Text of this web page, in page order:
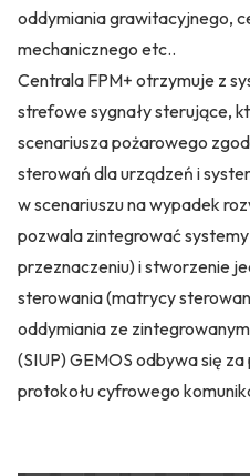
oddymiania grawitacyjnego,
mechanicznego etc..
Centrala FPM+ otrzymuje z
strefowe sygnały sterujące,
scenariusza pożarowego
sterowań dla urządzeń i
w scenariuszu na wypadek
pozwala zintegrować
przeznaczeniu) i stworzenie
sterowania (matrycy
oddymiania ze
(SIUP) GEMOS odbywa się
protokołu cyfrowego